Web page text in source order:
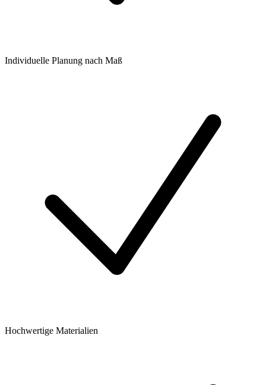
Individuelle Planung nach Maß
Hochwertige Materialien